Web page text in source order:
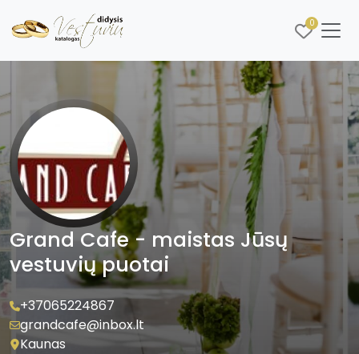
0
Grand Cafe - maistas Jūsų
vestuvių puotai
+37065224867
grandcafe@inbox.lt
Kaunas